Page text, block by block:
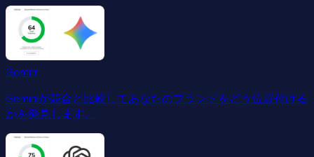
Gemini
Geminiが競合と比較してあなたのブランドをどう位置付ける
かを発見します。